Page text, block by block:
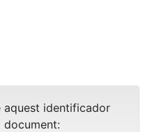
aquest identificador
document: